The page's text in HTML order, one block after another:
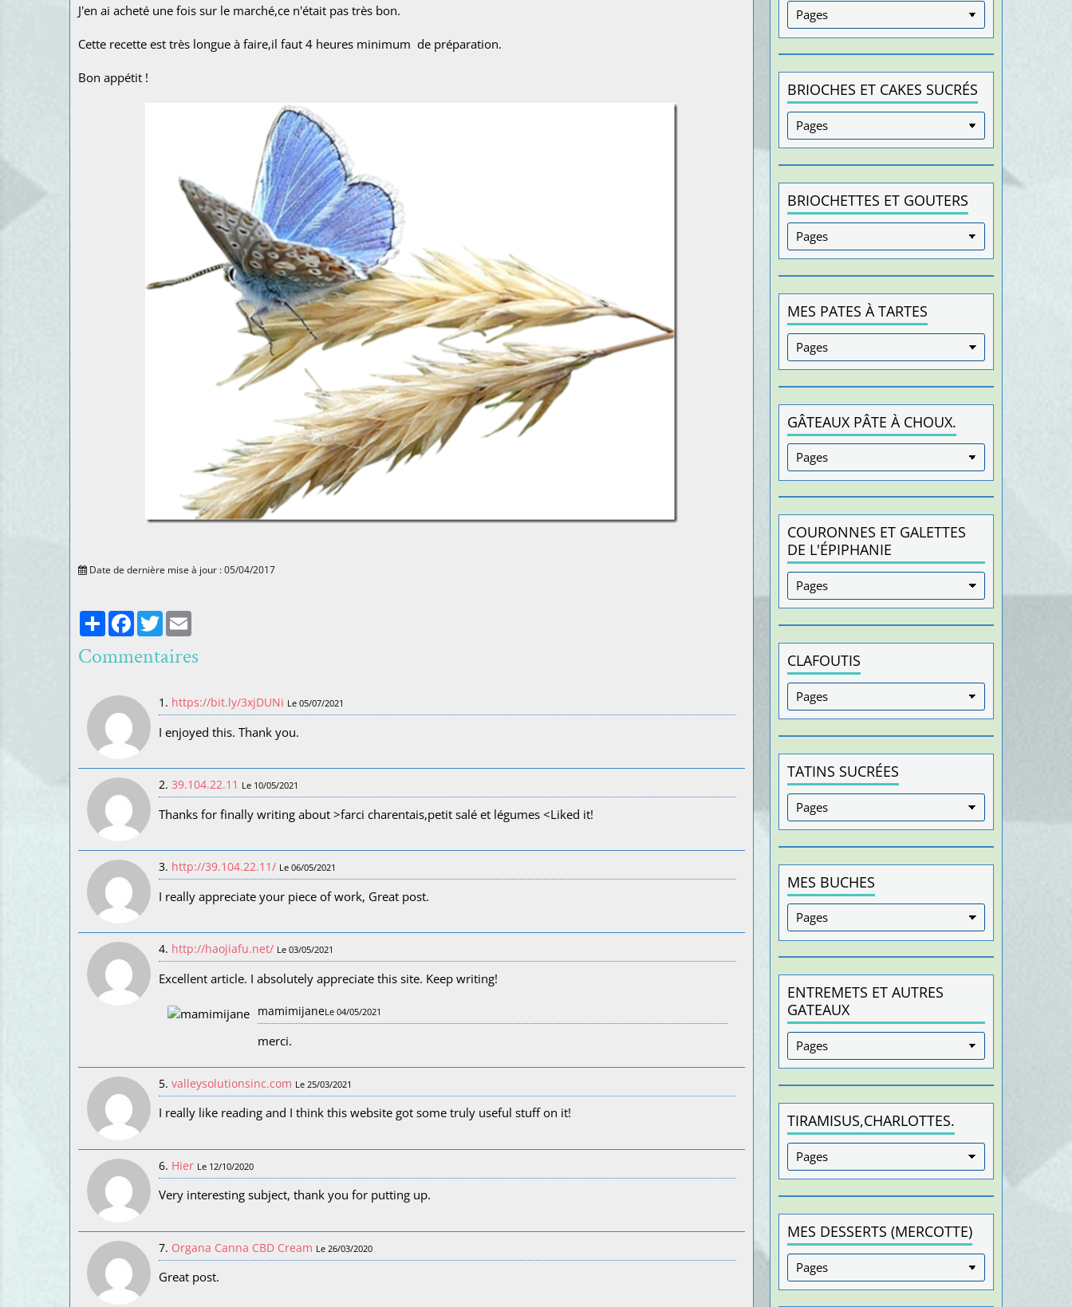
J'en ai acheté une fois sur le marché,ce n'était pas très bon.
Cette recette est très longue à faire,il faut 4 heures minimum de préparation.
Bon appétit !
Date de dernière mise à jour : 05/04/2017
PartagerFacebook
Twitter
Commentaires
1. https://bit.ly/3xjDUNi Le 05/07/2021
I enjoyed this. Thank you.
2. 39.104.22.11 Le 10/05/2021
Thanks for finally writing about >farci charentais,petit salé et légumes <Liked it!
3. http://39.104.22.11/ Le 06/05/2021
I really appreciate your piece of work, Great post.
4. http://haojiafu.net/ Le 03/05/2021
Excellent article. I absolutely appreciate this site. Keep writing!
mamimijaneLe 04/05/2021
merci.
5. valleysolutionsinc.com Le 25/03/2021
I really like reading and I think this website got some truly useful stuff on it!
6. Hier Le 12/10/2020
Very interesting subject, thank you for putting up.
7. Organa Canna CBD Cream Le 26/03/2020
Great post.
BRIOCHES ET CAKES SUCRÉS
BRIOCHETTES ET GOUTERS
MES PATES À TARTES
GÂTEAUX PÂTE À CHOUX.
COURONNES ET GALETTES
DE L'ÉPIPHANIE
CLAFOUTIS
TATINS SUCRÉES
MES BUCHES
ENTREMETS ET AUTRES
GATEAUX
TIRAMISUS,CHARLOTTES.
MES DESSERTS (MERCOTTE)